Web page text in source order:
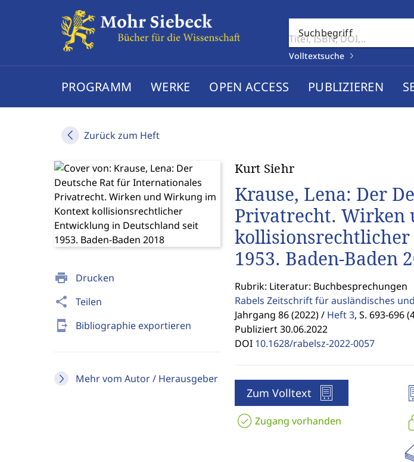
Suchbegriff
Volltextsuche
PROGRAMM WERKE OPEN ACCESS PUBLIZIEREN
Zurück zum Heft
print Drucken
share Teilen
send_to_mobile Bibliographie exportieren
Mehr vom Autor / Herausgeber
Kurt Siehr
Krause, Lena: Der
Privatrecht. Wirken
1953. Baden-Baden
Rubrik: Literatur: Buchbesprechungen
Rabels Zeitschrift für ausländisches
Jahrgang 86 (2022) / Heft 3, S. 693-696
Publiziert 30.06.2022
DOI 10.1628/rabelsz-2022-0057
Zum Volltext
Zugang vorhanden